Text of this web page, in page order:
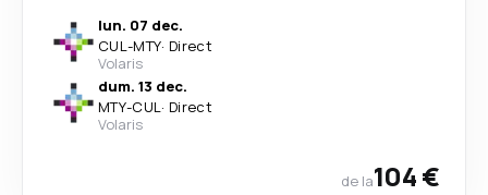
lun. 07 dec.
CUL-MTY· Direct
Volaris
dum. 13 dec.
MTY-CUL· Direct
Volaris
de la104 €